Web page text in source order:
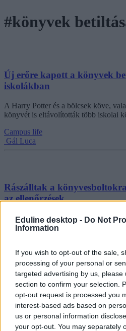
Eduline desktop - Do Not
Information
If you wish to opt-out of the sale,
processing of your personal or
targeted advertising by us, please
section to confirm your selection.
opt-out request is processed you
interest-based ads based on
us or personal information
your opt-out. You may separately
#könyvek
Új erőre kapott a könyvek
iskolákban
A Harry Potter és a bölcsek köve,
könyvét is eltávolították több iskolai
Campus life
Gál Luca
Rászálltak a
az ellenőrzések
Nyár vége óta bekeményített a
ellenőrzik, hogy a könyvesboltok
Campus life
Gál Luca